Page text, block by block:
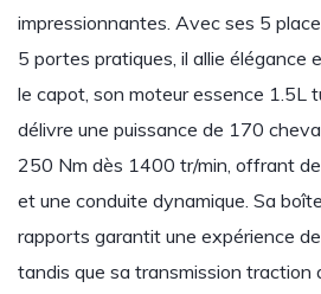
impressionnantes. Avec ses 5
5 portes pratiques, il allie élégance
le capot, son moteur essence 1.5L
délivre une puissance de 170
250 Nm dès 1400 tr/min, offrant
et une conduite dynamique. Sa
rapports garantit une expérience
tandis que sa transmission traction